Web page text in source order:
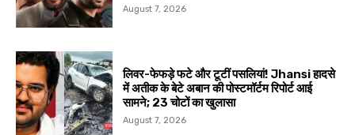
August 7, 2026
लिवर-फेफड़े फटे और टूटीं पसलियां! Jhansi हादसे
में अतीक के बेटे अबान की पोस्टमॉर्टम रिपोर्ट आई
सामने; 23 चोटों का खुलासा
August 7, 2026